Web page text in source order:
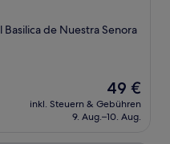
de Nuestra Senora
Der
Preis
beträgt
49 €
inkl. Steuern & Gebühren
9. Aug.–10. Aug.